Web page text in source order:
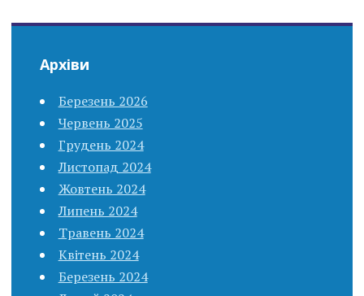
Архіви
Березень 2026
Червень 2025
Грудень 2024
Листопад 2024
Жовтень 2024
Липень 2024
Травень 2024
Квітень 2024
Березень 2024